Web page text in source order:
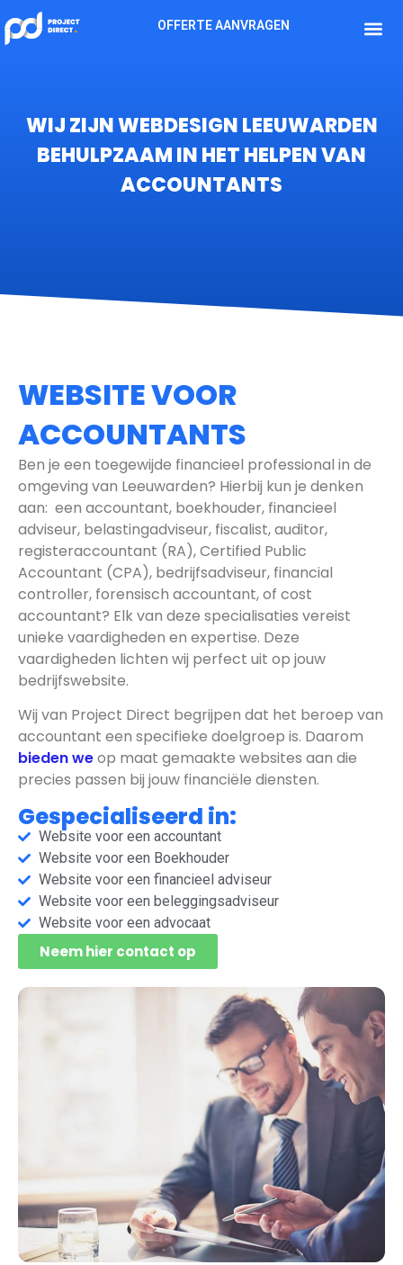
OFFERTE AANVRAGEN
WIJ ZIJN WEBDESIGN LEEUWARDEN
BEHULPZAAM IN HET HELPEN VAN
ACCOUNTANTS
WEBSITE VOOR
ACCOUNTANTS
Ben je een toegewijde financieel professional in de
omgeving van Leeuwarden? Hierbij kun je denken
aan: een accountant, boekhouder, financieel
adviseur, belastingadviseur, fiscalist, auditor,
registeraccountant (RA), Certified Public
Accountant (CPA), bedrijfsadviseur, financial
controller, forensisch accountant, of cost
accountant? Elk van deze specialisaties vereist
unieke vaardigheden en expertise. Deze
vaardigheden lichten wij perfect uit op jouw
bedrijfswebsite.
Wij van Project Direct begrijpen dat het beroep van
accountant een specifieke doelgroep is. Daarom
bieden weop maat gemaakte websites aan die
precies passen bij jouw financiële diensten.
Gespecialiseerd in:
Website voor een accountant
Website voor een Boekhouder​
Website voor een financieel adviseur​
Website voor een beleggingsadviseur
Website voor een advocaat
Neem hier contact op